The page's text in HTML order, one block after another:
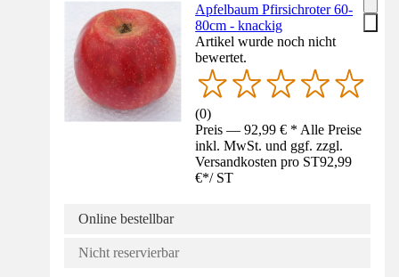
Apfelbaum Pfirsichroter 60-
80cm - knackig
Artikel wurde noch nicht
bewertet.
(0)
Preis — 92,99 € * Alle Preise
inkl. MwSt. und ggf. zzgl.
Versandkosten pro ST92,99
€*/ ST
Online bestellbar
Nicht reservierbar